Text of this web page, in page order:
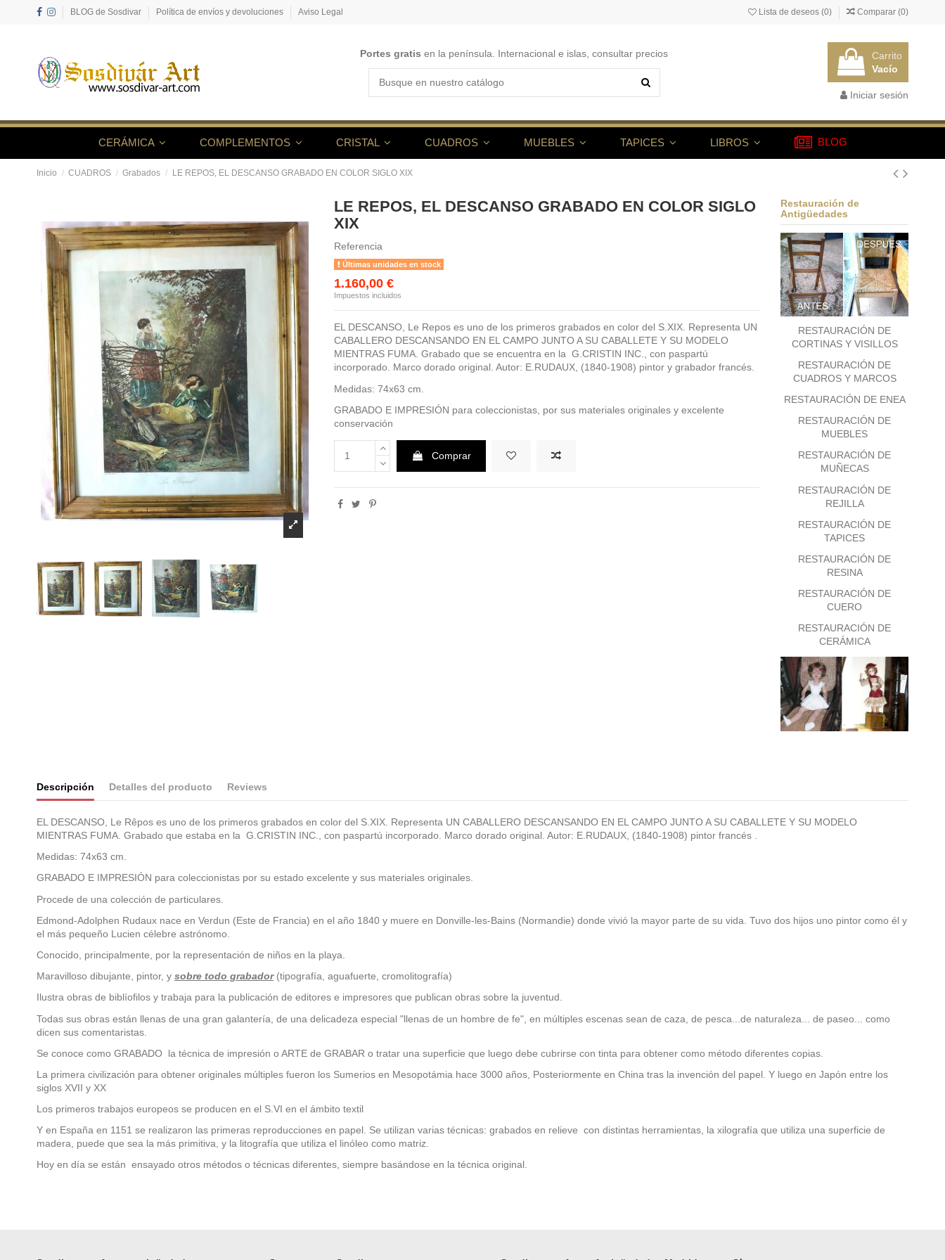
BLOG de Sosdivar Política de envíos y devoluciones Aviso Legal Lista de deseos (0) Comparar (0)
Portes gratis en la península. Internacional e islas, consultar precios
Carrito
Vacío
Iniciar sesión
CERÁMICA COMPLEMENTOS CRISTAL CUADROS MUEBLES TAPICES LIBROS BLOG
Inicio CUADROS Grabados LE REPOS, EL DESCANSO GRABADO EN COLOR SIGLO XIX
LE REPOS, EL DESCANSO GRABADO EN COLOR SIGLO
XIX
Referencia
Últimas unidades en stock
1.160,00 €
Impuestos incluidos
EL DESCANSO, Le Repos es uno de los primeros grabados en color del S.XIX. Representa UN
CABALLERO DESCANSANDO EN EL CAMPO JUNTO A SU CABALLETE Y SU MODELO
MIENTRAS FUMA. Grabado que se encuentra en la G.CRISTIN INC., con paspartú
incorporado. Marco dorado original. Autor: E.RUDAUX, (1840-1908) pintor y grabador francés.
Medidas: 74x63 cm.
GRABADO E IMPRESIÓN para coleccionistas, por sus materiales originales y excelente
conservación
Comprar
Restauración de
Antigüedades
RESTAURACIÓN DE
CORTINAS Y VISILLOS
RESTAURACIÓN DE
CUADROS Y MARCOS
RESTAURACIÓN DE ENEA
RESTAURACIÓN DE
MUEBLES
RESTAURACIÓN DE
MUÑECAS
RESTAURACIÓN DE
REJILLA
RESTAURACIÓN DE
TAPICES
RESTAURACIÓN DE
RESINA
RESTAURACIÓN DE
CUERO
RESTAURACIÓN DE
CERÁMICA
Descripción Detalles del producto Reviews
EL DESCANSO, Le Rêpos es uno de los primeros grabados en color del S.XIX. Representa UN CABALLERO DESCANSANDO EN EL CAMPO JUNTO A SU CABALLETE Y SU MODELO
MIENTRAS FUMA. Grabado que estaba en la G.CRISTIN INC., con paspartú incorporado. Marco dorado original. Autor: E.RUDAUX, (1840-1908) pintor francés .
Medidas: 74x63 cm.
GRABADO E IMPRESIÓN para coleccionistas por su estado excelente y sus materiales originales.
Procede de una colección de particulares.
Edmond-Adolphen Rudaux nace en Verdun (Este de Francia) en el año 1840 y muere en Donville-les-Bains (Normandie) donde vivió la mayor parte de su vida. Tuvo dos hijos uno pintor como él y
el más pequeño Lucien célebre astrónomo.
Conocido, principalmente, por la representación de niños en la playa.
Maravilloso dibujante, pintor, y sobre todo grabador(tipografía, aguafuerte, cromolitografía)
Ilustra obras de biblíofilos y trabaja para la publicación de editores e impresores que publican obras sobre la juventud.
Todas sus obras están llenas de una gran galantería, de una delicadeza especial "llenas de un hombre de fe", en múltiples escenas sean de caza, de pesca...de naturaleza... de paseo... como
dicen sus comentaristas.
Se conoce como GRABADO la técnica de impresión o ARTE de GRABAR o tratar una superficie que luego debe cubrirse con tinta para obtener como método diferentes copias.
La primera civilización para obtener originales múltiples fueron los Sumerios en Mesopotámia hace 3000 años, Posteriormente en China tras la invención del papel. Y luego en Japón entre los
siglos XVII y XX
Los primeros trabajos europeos se producen en el S.VI en el ámbito textil
Y en España en 1151 se realizaron las primeras reproducciones en papel. Se utilizan varias técnicas: grabados en relieve con distintas herramientas, la xilografía que utiliza una superficie de
madera, puede que sea la más primitiva, y la litografía que utiliza el linóleo como matriz.
Hoy en día se están ensayado otros métodos o técnicas diferentes, siempre basándose en la técnica original.